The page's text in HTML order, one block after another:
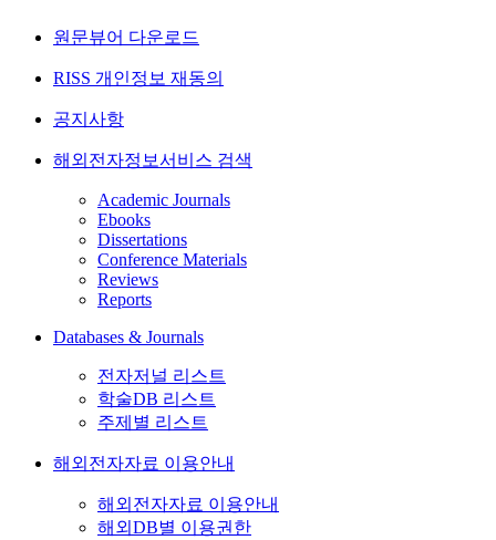
원문뷰어 다운로드
RISS 개인정보 재동의
공지사항
해외전자정보서비스 검색
Academic Journals
Ebooks
Dissertations
Conference Materials
Reviews
Reports
Databases & Journals
전자저널 리스트
학술DB 리스트
주제별 리스트
해외전자자료 이용안내
해외전자자료 이용안내
해외DB별 이용권한